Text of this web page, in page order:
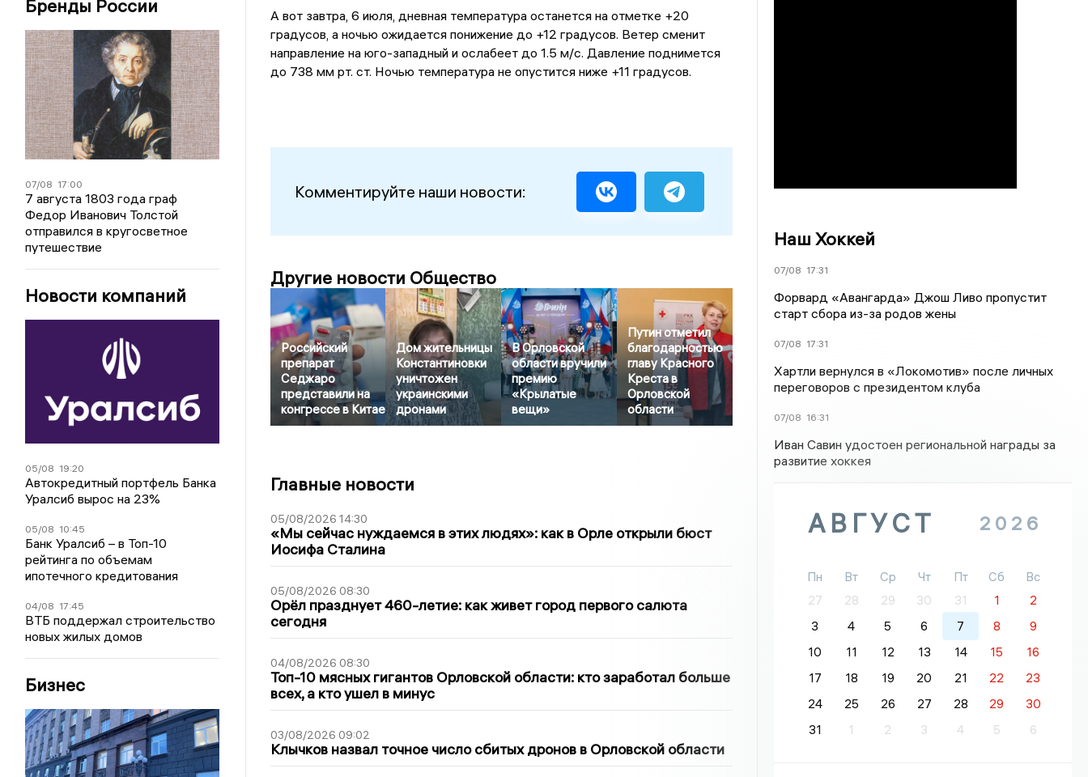
Бренды России
07/08 17:00
7 августа 1803 года граф
Федор Иванович Толстой
отправился в кругосветное
путешествие
Новости компаний
05/08 19:20
Автокредитный портфель Банка
Уралсиб вырос на 23%
05/08 10:45
Банк Уралсиб – в Топ-10
рейтинга по объемам
ипотечного кредитования
04/08 17:45
ВТБ поддержал строительство
новых жилых домов
Бизнес
А вот завтра, 6 июля, дневная температура останется на отметке +20
градусов, а ночью ожидается понижение до +12 градусов. Ветер сменит
направление на юго-западный и ослабеет до 1.5 м/с. Давление поднимется
до 738 мм рт. ст. Ночью температура не опустится ниже +11 градусов.
Комментируйте наши новости:
Другие новости Общество
Российский
препарат
Седжаро
представили на
конгрессе в Китае
Дом жительницы
Константиновки
уничтожен
украинскими
дронами
В Орловской
области вручили
премию
«Крылатые
вещи»
Путин отметил
благодарностью
главу Красного
Креста в
Орловской
области
Главные новости
05/08/2026 14:30
«Мы сейчас нуждаемся в этих людях»: как в Орле открыли бюст
Иосифа Сталина
05/08/2026 08:30
Орёл празднует 460-летие: как живет город первого салюта
сегодня
04/08/2026 08:30
Топ-10 мясных гигантов Орловской области: кто заработал больше
всех, а кто ушел в минус
03/08/2026 09:02
Клычков назвал точное число сбитых дронов в Орловской области
Наш Хоккей
07/08 17:31
Форвард «Авангарда» Джош Ливо пропустит
старт сбора из-за родов жены
07/08 17:31
Хартли вернулся в «Локомотив» после личных
переговоров с президентом клуба
07/08 16:31
Иван Савин удостоен региональной награды за
развитие хоккея
АВГУСТ 2026
Пн Вт Ср Чт Пт Сб
Вс
27
28 29 30 31 1
2
3
4 5 6 7 8
9
10
11 12 13 14 15
16
17
18 19 20 21 22
23
24
25 26 27 28 29
30
31
1 2 3 4 5 6